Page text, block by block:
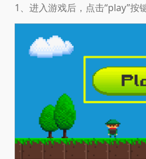
1、进入游戏后，点击“play”按